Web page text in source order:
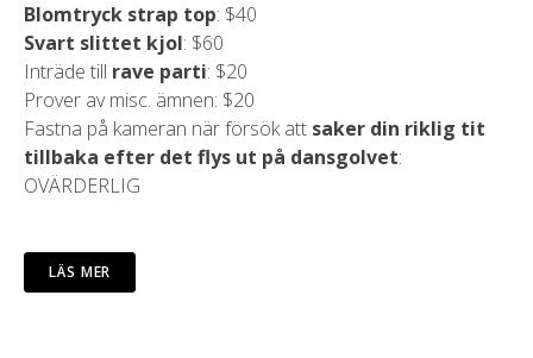
Blomtryck strap top: $40
Svart slittet kjol: $60
Inträde till rave parti: $20
Prover av misc. ämnen: $20
Fastna på kameran när försök att saker din riklig tit
tillbaka efter det flys ut på dansgolvet:
OVÄRDERLIG
LÄS MER